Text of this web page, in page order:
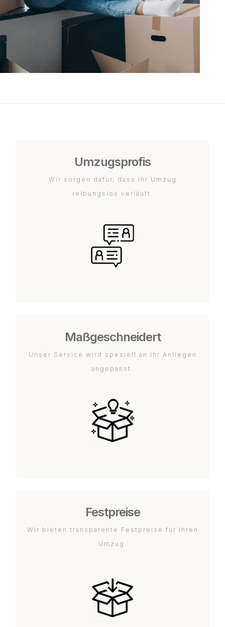
Umzugsprofis
Wir sorgen dafür, dass Ihr Umzug
reibungslos verläuft.
Maßgeschneidert
Unser Service wird speziell an Ihr Anliegen
angepasst.
Festpreise
Wir bieten transparente Festpreise für Ihren
Umzug.